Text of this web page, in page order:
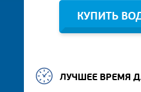
КУПИТЬ
ЛУЧШЕЕ ВРЕМЯ